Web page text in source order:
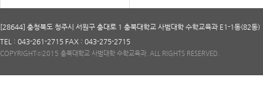
[28644] 충청북도 청주시 서원구 충대로 1 충북대학교 사범대학 수학교육과 E1-1동(82동)
TEL : 043-261-2715 FAX : 043-275-2715
COPYRIGHTⓒ2015 충북대학교 사범대학 수학교육과. ALL RIGHTS RESERVED.